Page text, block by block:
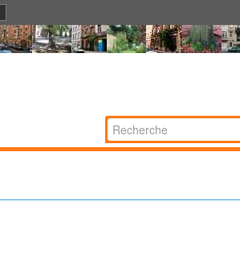
Chercher par
Recherche